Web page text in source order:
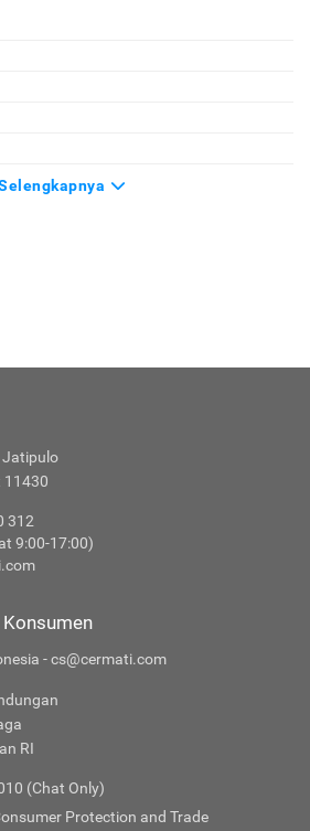
Jatipulo
11430
312
9:00-17:00)
Konsumen
- cs@cermati.com
RI
(Chat Only)
Protection and Trade